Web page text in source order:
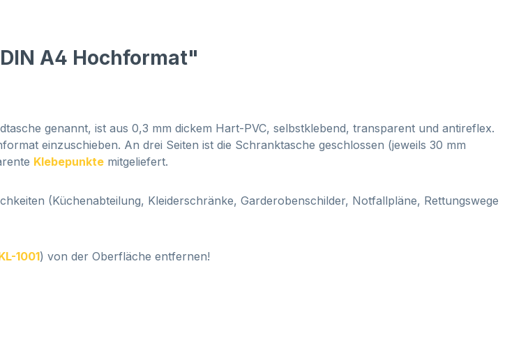
A4 Hochformat"
genannt, ist aus 0,3 mm dickem Hart-PVC, selbstklebend, transparent und antireflex.
einzuschieben. An drei Seiten ist die Schranktasche geschlossen (jeweils 30 mm
Klebepunkte mitgeliefert.
(Küchenabteilung, Kleiderschränke, Garderobenschilder, Notfallpläne, Rettungswege
1001) von der Oberfläche entfernen!